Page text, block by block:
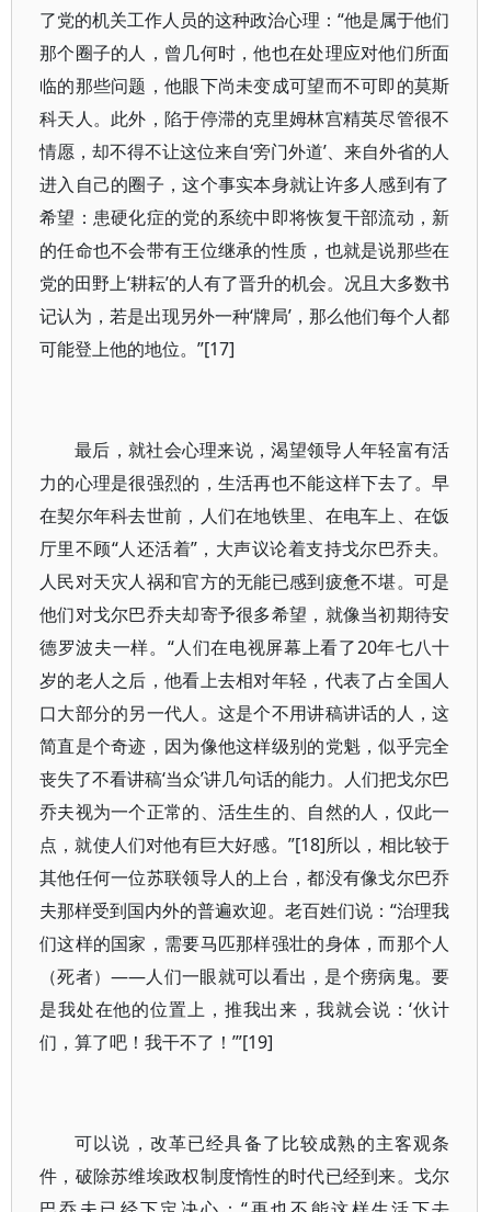
了党的机关工作人员的这种政治心理：“他是属于他们
那个圈子的人，曾几何时，他也在处理应对他们所面
临的那些问题，他眼下尚未变成可望而不可即的莫斯
科天人。此外，陷于停滞的克里姆林宫精英尽管很不
情愿，却不得不让这位来自‘旁门外道’、来自外省的人
进入自己的圈子，这个事实本身就让许多人感到有了
希望：患硬化症的党的系统中即将恢复干部流动，新
的任命也不会带有王位继承的性质，也就是说那些在
党的田野上‘耕耘’的人有了晋升的机会。况且大多数书
记认为，若是出现另外一种‘牌局’，那么他们每个人都
可能登上他的地位。”[17]
最后，就社会心理来说，渴望领导人年轻富有活
力的心理是很强烈的，生活再也不能这样下去了。早
在契尔年科去世前，人们在地铁里、在电车上、在饭
厅里不顾“人还活着”，大声议论着支持戈尔巴乔夫。
人民对天灾人祸和官方的无能已感到疲惫不堪。可是
他们对戈尔巴乔夫却寄予很多希望，就像当初期待安
德罗波夫一样。“人们在电视屏幕上看了20年七八十
岁的老人之后，他看上去相对年轻，代表了占全国人
口大部分的另一代人。这是个不用讲稿讲话的人，这
简直是个奇迹，因为像他这样级别的党魁，似乎完全
丧失了不看讲稿‘当众’讲几句话的能力。人们把戈尔巴
乔夫视为一个正常的、活生生的、自然的人，仅此一
点，就使人们对他有巨大好感。”[18]所以，相比较于
其他任何一位苏联领导人的上台，都没有像戈尔巴乔
夫那样受到国内外的普遍欢迎。老百姓们说：“治理我
们这样的国家，需要马匹那样强壮的身体，而那个人
（死者）——人们一眼就可以看出，是个痨病鬼。要
是我处在他的位置上，推我出来，我就会说：‘伙计
们，算了吧！我干不了！’”[19]
可以说，改革已经具备了比较成熟的主客观条
件，破除苏维埃政权制度惰性的时代已经到来。戈尔